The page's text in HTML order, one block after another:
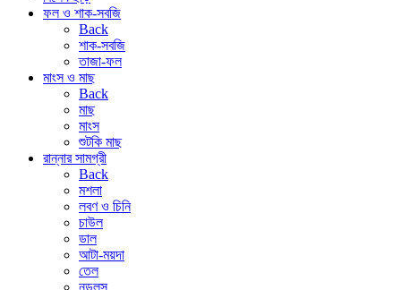
ফল ও শাক-সবজি
Back
শাক-সবজি
তাজা-ফল
মাংস ও মাছ
Back
মাছ
মাংস
শুটকি মাছ
রান্নার সামগ্রী
Back
মশলা
লবণ ও চিনি
চাউল
ডাল
আটা-ময়দা
তেল
নুডলস